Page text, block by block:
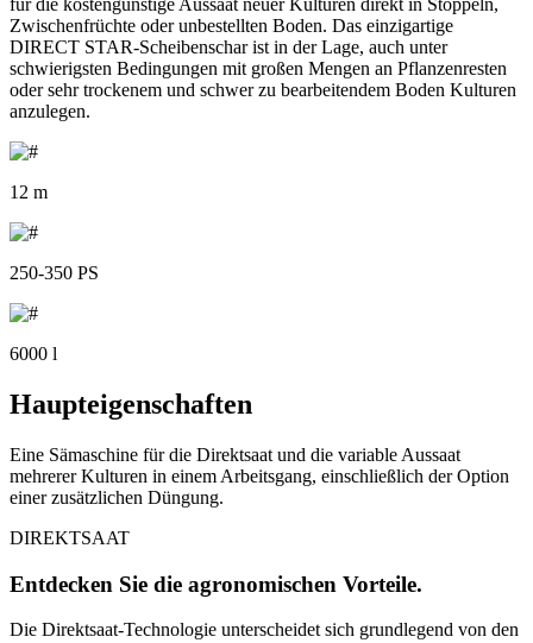
für die kostengünstige Aussaat neuer Kulturen direkt in Stoppeln,
Zwischenfrüchte oder unbestellten Boden. Das einzigartige
DIRECT STAR-Scheibenschar ist in der Lage, auch unter
schwierigsten Bedingungen mit großen Mengen an Pflanzenresten
oder sehr trockenem und schwer zu bearbeitendem Boden Kulturen
anzulegen.
12 m
250-350 PS
6000 l
Haupteigenschaften
Eine Sämaschine für die Direktsaat und die variable Aussaat
mehrerer Kulturen in einem Arbeitsgang, einschließlich der Option
einer zusätzlichen Düngung.
DIREKTSAAT
Entdecken Sie die agronomischen Vorteile.
Die Direktsaat-Technologie unterscheidet sich grundlegend von den